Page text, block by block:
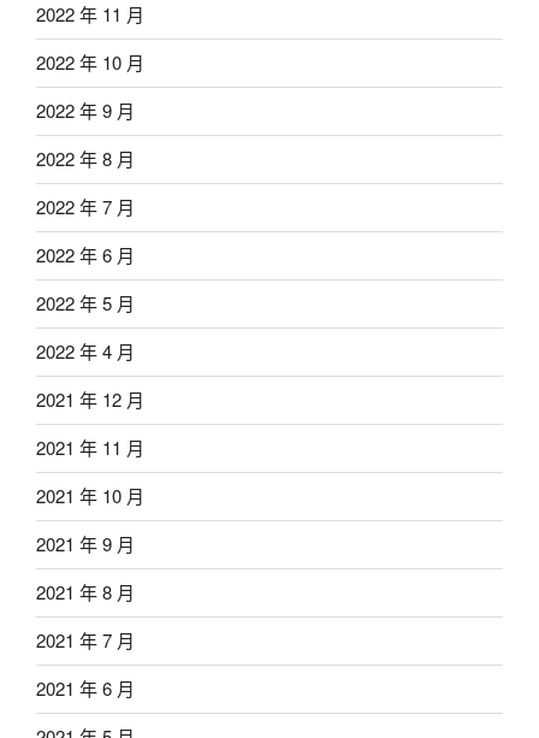
2022 年 11 月
2022 年 10 月
2022 年 9 月
2022 年 8 月
2022 年 7 月
2022 年 6 月
2022 年 5 月
2022 年 4 月
2021 年 12 月
2021 年 11 月
2021 年 10 月
2021 年 9 月
2021 年 8 月
2021 年 7 月
2021 年 6 月